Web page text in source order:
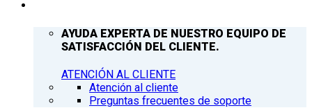
AYUDA EXPERTA DE NUESTRO EQUIPO DE
SATISFACCIÓN DEL CLIENTE.
ATENCIÓN AL CLIENTE
Atención al cliente
Preguntas frecuentes de soporte